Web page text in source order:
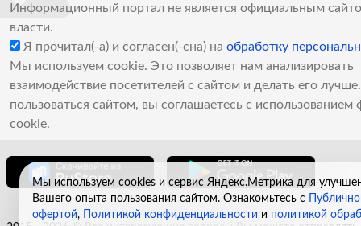
Информационный портал не является официальным
власти.
Я прочитал(-а) и согласен(-сна) на обработку
Мы используем cookie. Это позволяет нам анализировать
взаимодействие посетителей с сайтом и делать его
пользоваться сайтом, вы соглашаетесь с использованием
cookie.
Мы используем cookies и сервис Яндекс.Метрика для
Вашего опыта пользования сайтом. Ознакомьтесь с
офертой, Политикой конфиденциальности и политикой